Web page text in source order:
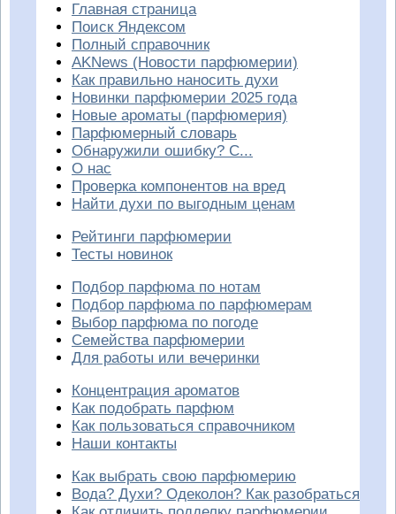
Главная страница
Поиск Яндексом
Полный справочник
AKNews (Новости парфюмерии)
Как правильно наносить духи
Новинки парфюмерии 2025 года
Новые ароматы (парфюмерия)
Парфюмерный словарь
Обнаружили ошибку? С...
О нас
Проверка компонентов на вред
Найти духи по выгодным ценам
Рейтинги парфюмерии
Тесты новинок
Подбор парфюма по нотам
Подбор парфюма по парфюмерам
Выбор парфюма по погоде
Семейства парфюмерии
Для работы или вечеринки
Концентрация ароматов
Как подобрать парфюм
Как пользоваться справочником
Наши контакты
Как выбрать свою парфюмерию
Вода? Духи? Одеколон? Как разобраться